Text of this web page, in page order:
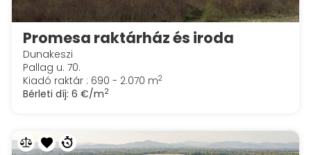
Promesa raktárház és iroda
Dunakeszi
Pallag u. 70.
Kiadó raktár : 690 - 2.070 m2
Bérleti díj: 6 €/m2